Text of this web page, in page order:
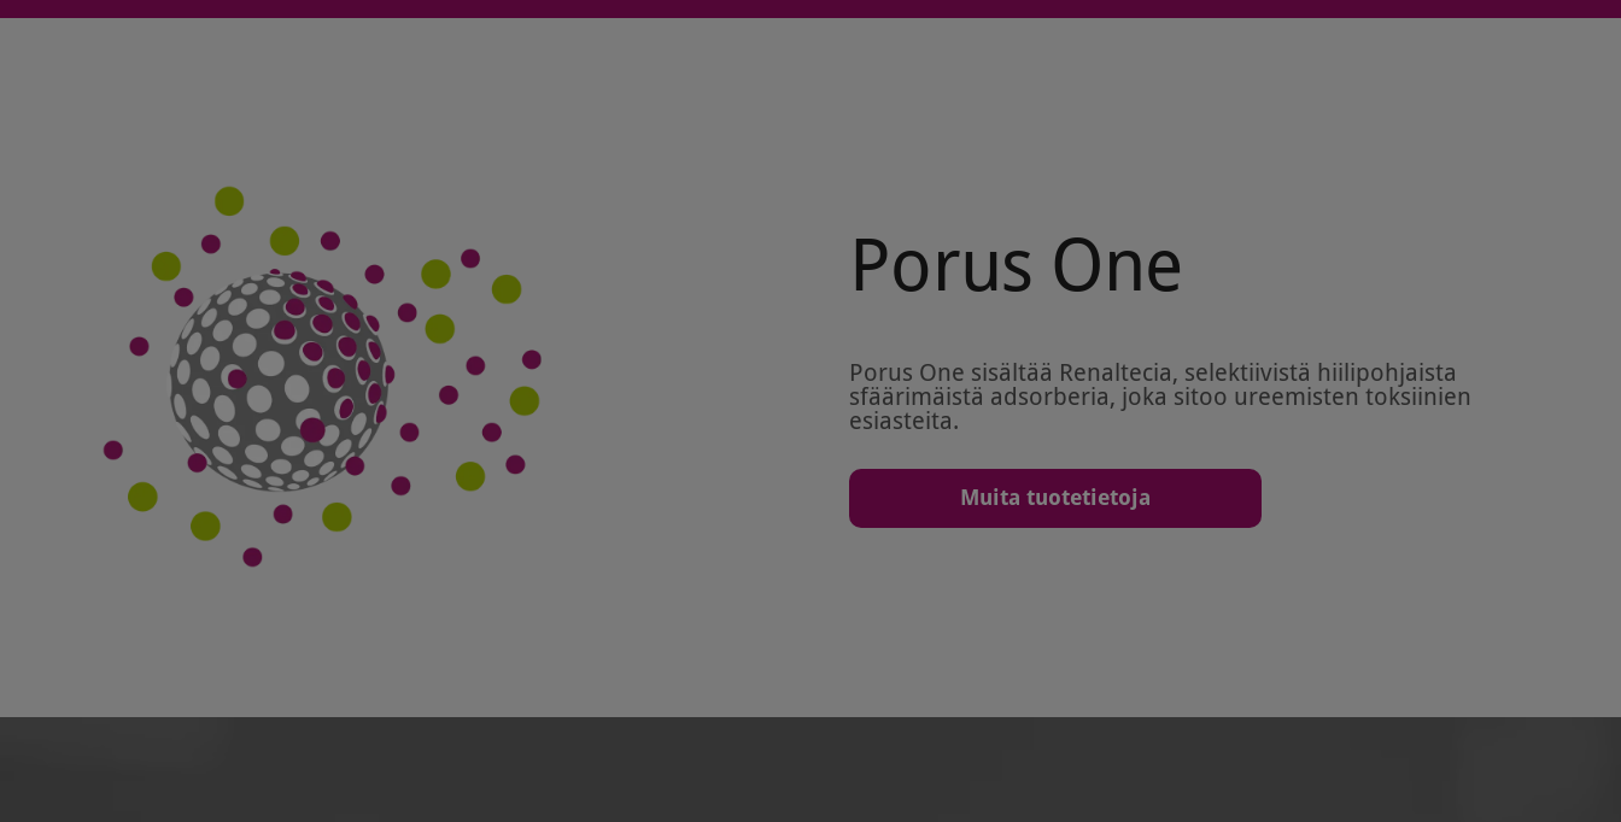
Porus One
Porus One sisältää Renaltecia, selektiivistä hiilipohjaista
sfäärimäistä adsorberia, joka sitoo ureemisten toksiinien
esiasteita.
Muita tuotetietoja